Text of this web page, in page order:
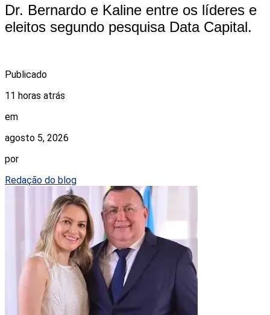
Dr. Bernardo e Kaline entre os líderes e
eleitos segundo pesquisa Data Capital.
Publicado
11 horas atrás
em
agosto 5, 2026
por
Redação do blog